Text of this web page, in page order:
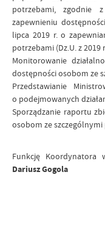
potrzebami, zgodnie
zapewnieniu
lipca 2019 r. o
potrzebami (Dz.U. z 2019
Monitorowanie
dostępności osobom ze
Przedstawianie
o podejmowanych
Sporządzanie raportu
osobom ze
Funkcję Koordynatora
Dariusz Gogola